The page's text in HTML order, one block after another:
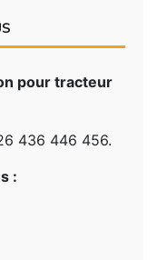
pour tracteur
436 446 456.
: